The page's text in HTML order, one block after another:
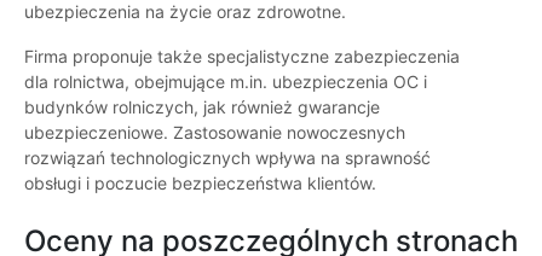
ubezpieczenia na życie oraz zdrowotne.
Firma proponuje także specjalistyczne zabezpieczenia
dla rolnictwa, obejmujące m.in. ubezpieczenia OC i
budynków rolniczych, jak również gwarancje
ubezpieczeniowe. Zastosowanie nowoczesnych
rozwiązań technologicznych wpływa na sprawność
obsługi i poczucie bezpieczeństwa klientów.
Oceny na poszczególnych stronach